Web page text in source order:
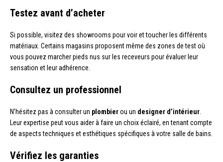
Testez avant d’acheter
Si possible, visitez des showrooms pour voir et toucher les différents
matériaux. Certains magasins proposent même des zones de test où
vous pouvez marcher pieds nus sur les receveurs pour évaluer leur
sensation et leur adhérence.
Consultez un professionnel
N’hésitez pas à consulter un plombierou un designer d’intérieur.
Leur expertise peut vous aider à faire un choix éclairé, en tenant compte
de aspects techniques et esthétiques spécifiques à votre salle de bains.
Vérifiez les garanties